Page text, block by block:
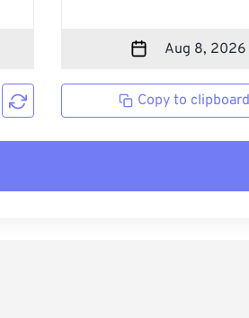
Copy to